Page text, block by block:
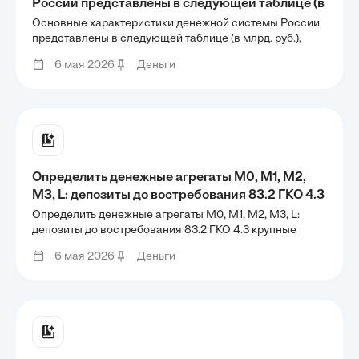
России представлены в следующей таблице (в
млрд. руб.), данные округлены: По этим
данным определите на соответствующую дату
следующие параметры: 1) коэффициент
депонирования; 2) норму резервирования в
Основные характеристики денежной системы России
представлены в следующей таблице (в млрд. руб.),
соответствующую дату следующие параметры: 1)
6 мая 2026 Деньги
Определить денежные агрегаты M0, М1, М2,
М3, L: депозиты до востребования 83.2 ГКО 4.3
крупные срочные вклады 6.5 американские
доллары 5.8 разменная монета 3.6
долгосрочные государственные облигации 2.8
банкноты ЦБ 11.2 сберегательные депозиты
Определить денежные агрегаты M0, М1, М2, М3, L:
депозиты до востребования 83.2 ГКО 4.3 крупные
разменная монета 3.6 долгосрочные государственные
6 мая 2026 Деньги